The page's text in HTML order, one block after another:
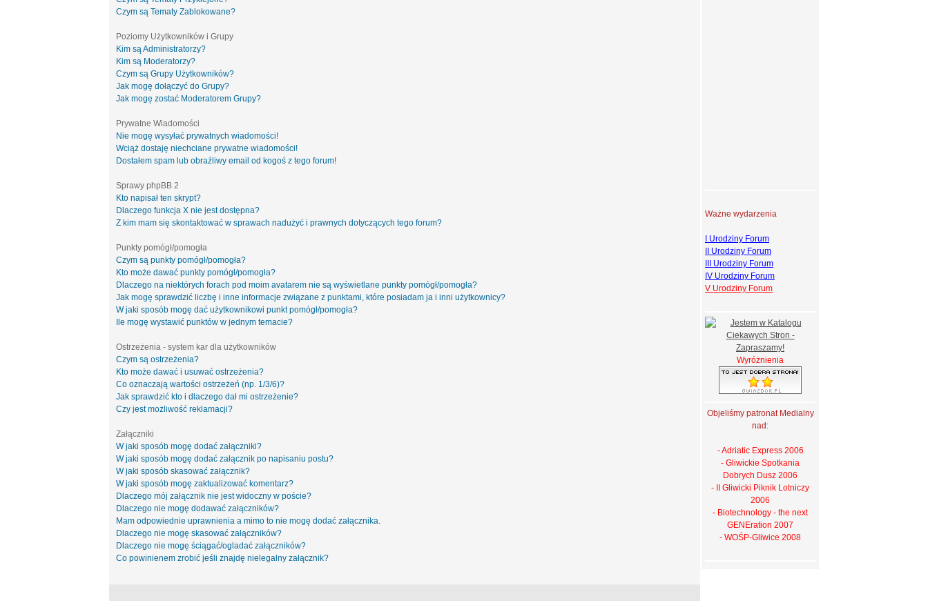
Czym są Tematy Zablokowane?
Poziomy Użytkowników i Grupy
Kim są Administratorzy?
Kim są Moderatorzy?
Czym są Grupy Użytkowników?
Jak mogę dołączyć do Grupy?
Jak mogę zostać Moderatorem Grupy?
Prywatne Wiadomości
Nie mogę wysyłać prywatnych wiadomości!
Wciąż dostaję niechciane prywatne wiadomości!
Dostałem spam lub obraźliwy email od kogoś z tego forum!
Sprawy phpBB 2
Kto napisał ten skrypt?
Dlaczego funkcja X nie jest dostępna?
Z kim mam się skontaktować w sprawach nadużyć i prawnych dotyczących tego forum?
Punkty pomógł/pomogła
Czym są punkty pomógł/pomogła?
Kto może dawać punkty pomógł/pomogła?
Dlaczego na niektórych forach pod moim avatarem nie są wyświetlane punkty pomógł/pomogła?
Jak mogę sprawdzić liczbę i inne informacje związane z punktami, które posiadam ja i inni użytkownicy?
W jaki sposób mogę dać użytkownikowi punkt pomógł/pomogła?
Ile mogę wystawić punktów w jednym temacie?
Ostrzeżenia - system kar dla użytkowników
Czym są ostrzeżenia?
Kto może dawać i usuwać ostrzeżenia?
Co oznaczają wartości ostrzeżeń (np. 1/3/6)?
Jak sprawdzić kto i dlaczego dał mi ostrzeżenie?
Czy jest możliwość reklamacji?
Załączniki
W jaki sposób mogę dodać załączniki?
W jaki sposób mogę dodać załącznik po napisaniu postu?
W jaki sposób skasować załącznik?
W jaki sposób mogę zaktualizować komentarz?
Dlaczego mój załącznik nie jest widoczny w poście?
Dlaczego nie mogę dodawać załączników?
Mam odpowiednie uprawnienia a mimo to nie mogę dodać załącznika.
Dlaczego nie mogę skasować załączników?
Dlaczego nie mogę ściągać/ogladać załączników?
Co powinienem zrobić jeśli znajdę nielegalny załącznik?
Ważne wydarzenia
I Urodziny Forum
II Urodziny Forum
III Urodziny Forum
IV Urodziny Forum
V Urodziny Forum
Wyróżnienia
Objeliśmy patronat Medialny
nad:
- Adriatic Express 2006
- Gliwickie Spotkania
Dobrych Dusz 2006
- II Gliwicki Piknik Lotniczy
2006
- Biotechnology - the next
GENEration 2007
- WOŚP-Gliwice 2008